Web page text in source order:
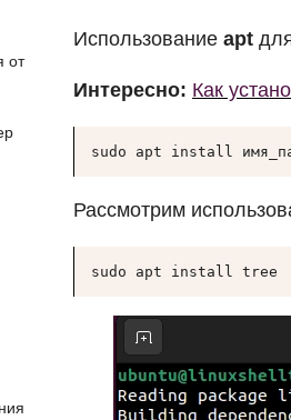
от
Использование apt
Интересно: Как
sudo apt install
Рассмотрим
sudo apt install tree